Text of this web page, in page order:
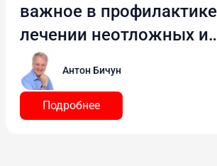
важное в
лечении неотложных и
угрожающих состояний)
Антон Бичун
Подробнее